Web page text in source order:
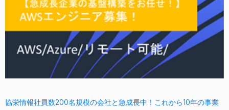
協栄情報社員数200名規模の会社と急成長中！これから10年の事業